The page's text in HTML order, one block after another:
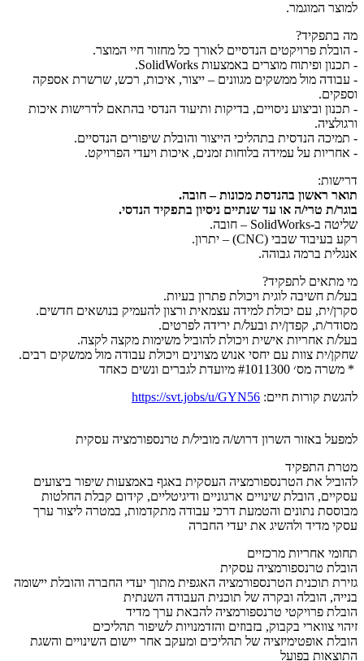
למוצר המוגמר.
מה בתפקיד?
- הובלת פרויקטים הנדסיים לאורך כל מחזור חיי המוצר.
- תכנון ופיתוח מוצרים באמצעות SolidWorks.
- עבודה מול ממשקים מגוונים – ייצור, איכות, רכש, שרשרת אספקה
וספקים.
- תכנון וביצוע ניסויים, בדיקות ותיעוד הנדסי בהתאם לדרישות איכות
ורגולציה.
- תמיכה הנדסית בתהליכי הייצור והובלת שיפורים הנדסיים.
- אחריות על עמידה בלוחות זמנים, איכות ויעדי הפרויקט.
דרישות:
תואר ראשון בהנדסת מכונות – חובה.
בוגר/ת טרי/ה או עד שנתיים ניסיון בתפקיד הנדסי.
שליטה ב-SolidWorks – חובה.
רקע בעיבוד שבבי (CNC) – יתרון.
אנגלית ברמה גבוהה.
מי מתאים לתפקיד?
בעל/ת חשיבה לוגית ויכולת פתרון בעיות.
סקרן/ית, עם יכולת למידה עצמאית ורצון להעמיק בנושאים חדשים.
מסודר/ת, קפדן/ית ובעל/ת ירידה לפרטים.
בעל/ת אחריות אישית ויכולת להוביל משימות מקצה לקצה.
שחקן/ית צוות עם יחסי אנוש מצוינים ויכולת עבודה מול ממשקים רבים.
* משרה מס׳ #1011300 מיועדת לגברים ונשים כאחד
להגשת קורות חיים: https://svt.jobs/u/GYN56
למפעל באזור השרון דרוש/ה מוביל/ת טרנספורמציה עסקית
מטרת התפקיד
להוביל את הטרנספורמציה העסקית באגף באמצעות שיפור ביצועים
עסקיים, הובלת שינויים ארגוניים ודיגיטליים, קידום קבלת החלטות
מבוססת נתונים והטמעת דרכי עבודה מתקדמות, במטרה ליצור ערך
עסקי מדיד ולהשיג את יעדי החברה
תחומי אחריות מרכזיים
הובלת טרנספורמציה עסקית
גזירת תוכנית הטרנספורמציה האגפית מתוך יעדי החברה והובלת יישומה
בנייה, הובלה ובקרה של תוכנית העבודה השנתית
הובלת פרויקטי טרנספורמציה להבאת ערך מדיד
זיהוי צווארי בקבוק, בזבוזים והזדמנויות לשיפור תהליכים
הובלת אופטימיזציה של תהליכים ומעקב אחר יישום השינויים והשגת
התוצאות בפועל